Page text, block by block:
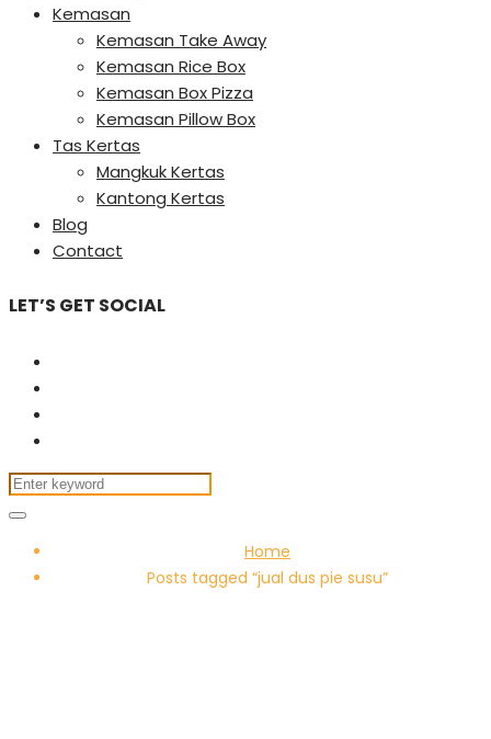
Kemasan
Kemasan Take Away
Kemasan Rice Box
Kemasan Box Pizza
Kemasan Pillow Box
Tas Kertas
Mangkuk Kertas
Kantong Kertas
Blog
Contact
LET’S GET SOCIAL
Home
Posts tagged “jual dus pie susu”